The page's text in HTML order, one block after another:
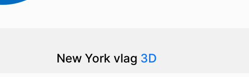
New York vlag 3D